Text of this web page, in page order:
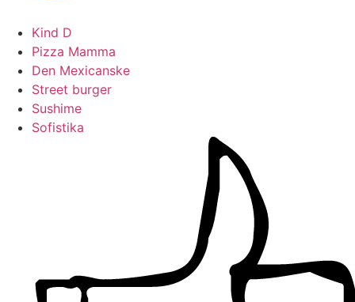
Kind D
Pizza Mamma
Den Mexicanske
Street burger
Sushime
Sofistika